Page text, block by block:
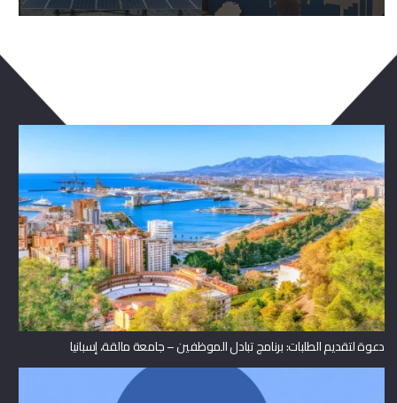
دعوة لتقديم الطلبات: برنامج تبادل الموظفين – جامعة مالقة، إسبانيا